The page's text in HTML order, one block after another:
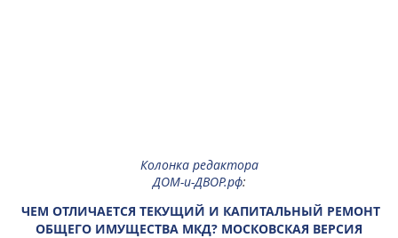
Колонка редактора
ДОМ-и-ДВОР.рф:
ЧЕМ ОТЛИЧАЕТСЯ ТЕКУЩИЙ И КАПИТАЛЬНЫЙ РЕМОНТ
ОБЩЕГО ИМУЩЕСТВА МКД? МОСКОВСКАЯ ВЕРСИЯ